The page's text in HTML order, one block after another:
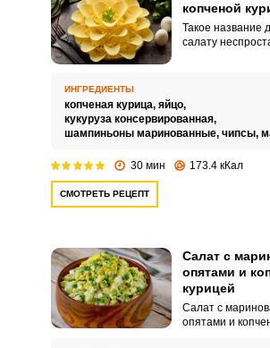
копченой
Такое название
салату
чтобы
цветка.
ИНГРЕДИЕНТЫ
копченая курица, яйцо,
кукуруза консервированная,
шампиньоны маринованные, чипсы,
30 мин 173.4 кКал
СМОТРЕТЬ РЕЦЕПТ
Салат с
опятами и
курицей
Салат с
опятами и